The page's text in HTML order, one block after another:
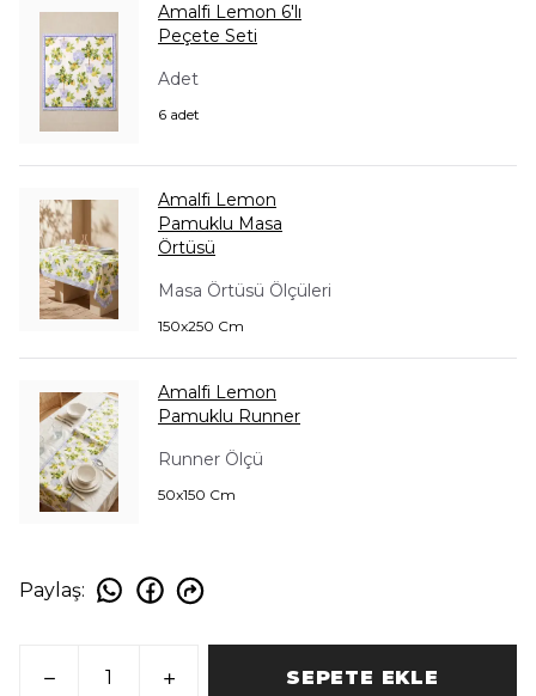
Amalfi Lemon 6'lı
Peçete Seti
Adet
6 adet
Amalfi Lemon
Pamuklu Masa
Örtüsü
Masa Örtüsü Ölçüleri
150x250 Cm
Amalfi Lemon
Pamuklu Runner
Runner Ölçü
50x150 Cm
Paylaş:
SEPETE EKLE